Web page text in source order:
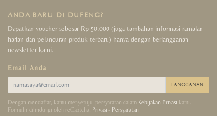
ANDA BARU DI DUFENG?
Dapatkan voucher sebesar Rp 50.000 (juga tambahan informasi ramalan
harian dan peluncuran produk terbaru) hanya dengan berlangganan
newsletter kami.
Email Anda
LANGGANAN
Dengan mendaftar, kamu menyetujui persyaratan dalam Kebijakan Privasi kami.
Formulir dilindungi oleh reCaptcha. Privasi - Persyaratan